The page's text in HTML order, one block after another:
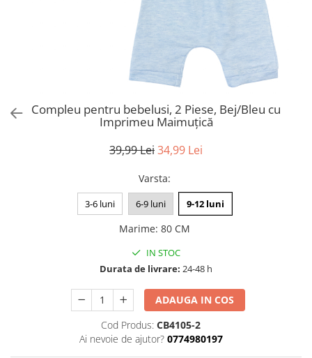
Compleu pentru bebelusi, 2 Piese, Bej/Bleu cu
Imprimeu Maimuțică
39,99 Lei34,99 Lei
Varsta:
3-6 luni 6-9 luni 9-12 luni
Marime: 80 CM
IN STOC
Durata de livrare: 24-48 h
ADAUGA IN COS
Cod Produs: CB4105-2
Ai nevoie de ajutor? 0774980197